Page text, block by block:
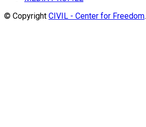
© Copyright CIVIL - Center for Freedom.